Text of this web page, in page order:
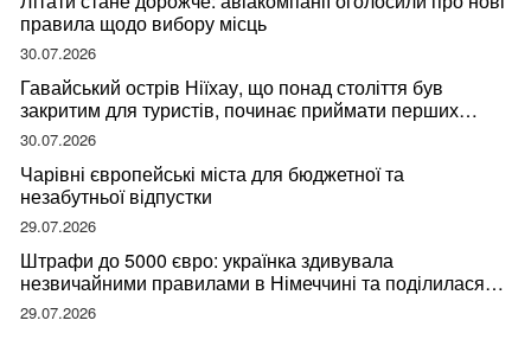
правила щодо вибору місць
30.07.2026
Гавайський острів Ніїхау, що понад століття був
закритим для туристів, починає приймати перших
відвідувачів
30.07.2026
Чарівні європейські міста для бюджетної та
незабутньої відпустки
29.07.2026
Штрафи до 5000 євро: українка здивувала
незвичайними правилами в Німеччині та поділилася
правдою
29.07.2026